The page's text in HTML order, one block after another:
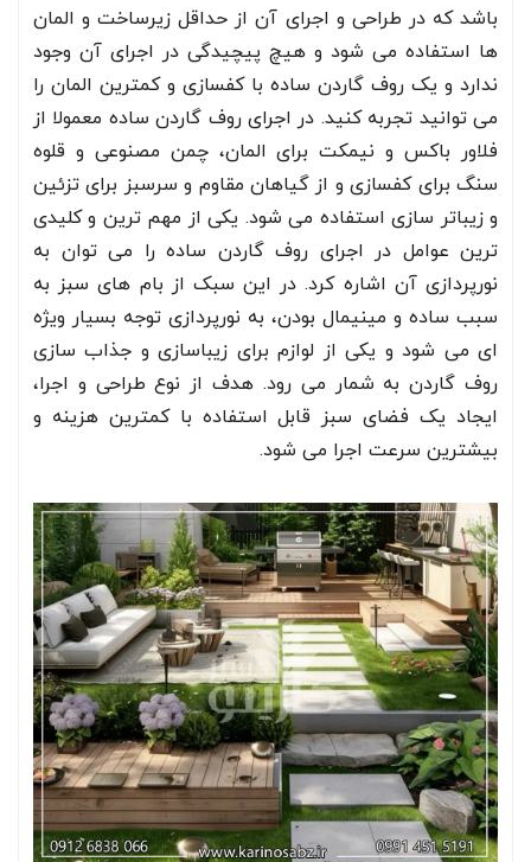
باشد که در طراحی و اجرای آن از حداقل زیرساخت و المان
ها استفاده می شود و هیچ پیچیدگی در اجرای آن وجود
ندارد و یک روف گاردن ساده با کفسازی و کمترین المان را
می توانید تجربه کنید. در اجرای روف گاردن ساده معمولا از
فلاور باکس و نیمکت برای المان، چمن مصنوعی و قلوه
سنگ برای کفسازی و از گیاهان مقاوم و سرسبز برای تزئین
و زیباتر سازی استفاده می شود. یکی از مهم ترین و کلیدی
ترین عوامل در اجرای روف گاردن ساده را می توان به
نورپردازی آن اشاره کرد. در این سبک از بام های سبز به
سبب ساده و مینیمال بودن، به نورپردازی توجه بسیار ویژه
ای می شود و یکی از لوازم برای زیباسازی و جذاب سازی
روف گاردن به شمار می رود. هدف از نوع طراحی و اجرا،
ایجاد یک فضای سبز قابل استفاده با کمترین هزینه و
بیشترین سرعت اجرا می شود.